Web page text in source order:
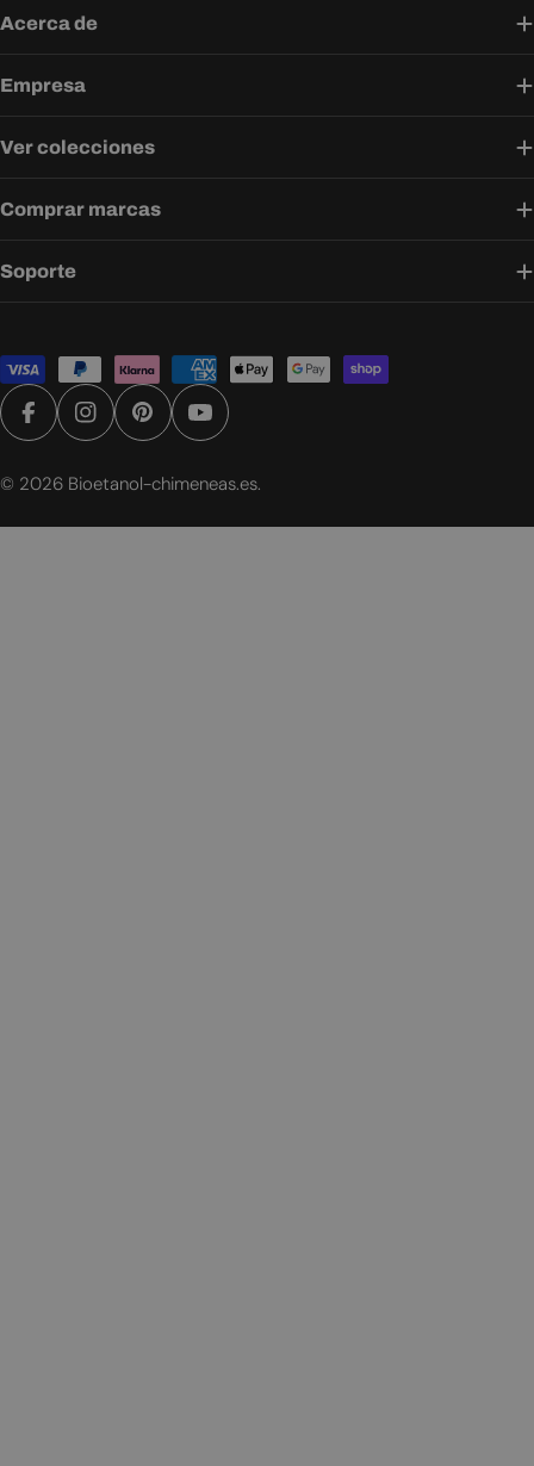
Acerca de
Empresa
Ver colecciones
Comprar marcas
Soporte
Métodos
de
pagoFacebookInstagramPinterestYouTube
© 2026 Bioetanol-chimeneas.es.